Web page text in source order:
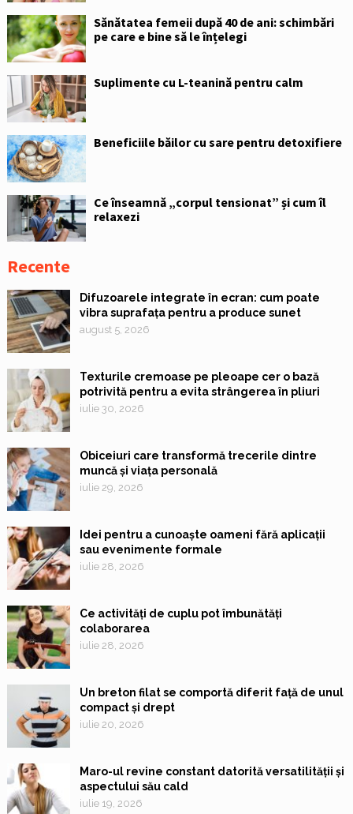
Sănătatea femeii după 40 de ani: schimbări
pe care e bine să le înțelegi
Suplimente cu L-teanină pentru calm
Beneficiile băilor cu sare pentru detoxifiere
Ce înseamnă „corpul tensionat” și cum îl
relaxezi
Recente
Difuzoarele integrate în ecran: cum poate
vibra suprafața pentru a produce sunet
august 5, 2026
Texturile cremoase pe pleoape cer o bază
potrivită pentru a evita strângerea în pliuri
iulie 30, 2026
Obiceiuri care transformă trecerile dintre
muncă și viața personală
iulie 29, 2026
Idei pentru a cunoaște oameni fără aplicații
sau evenimente formale
iulie 28, 2026
Ce activități de cuplu pot îmbunătăți
colaborarea
iulie 28, 2026
Un breton filat se comportă diferit față de unul
compact și drept
iulie 20, 2026
Maro-ul revine constant datorită versatilității și
aspectului său cald
iulie 19, 2026